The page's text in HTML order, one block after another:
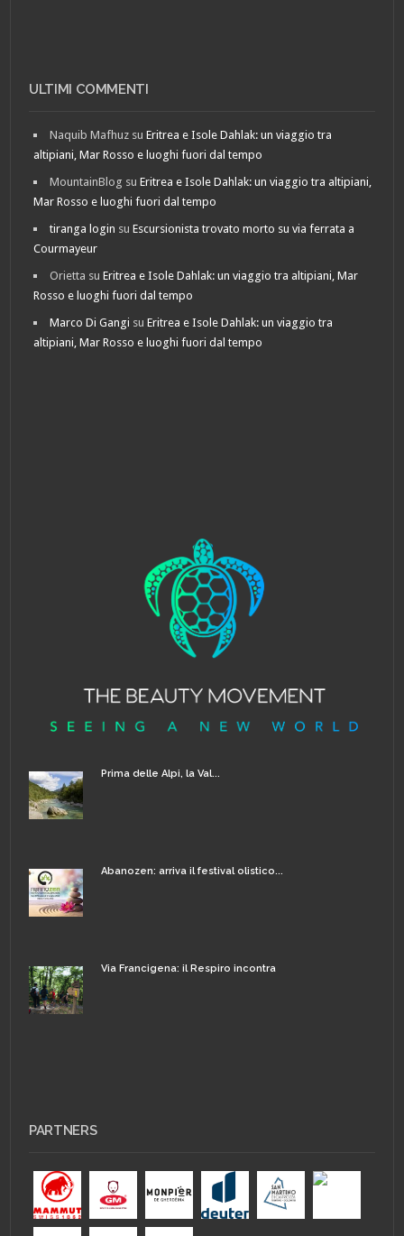
ULTIMI COMMENTI
Naquib Mafhuz suEritrea e Isole Dahlak: un viaggio tra
altipiani, Mar Rosso e luoghi fuori dal tempo
MountainBlog suEritrea e Isole Dahlak: un viaggio tra altipiani,
Mar Rosso e luoghi fuori dal tempo
tiranga login suEscursionista trovato morto su via ferrata a
Courmayeur
Orietta suEritrea e Isole Dahlak: un viaggio tra altipiani, Mar
Rosso e luoghi fuori dal tempo
Marco Di Gangi suEritrea e Isole Dahlak: un viaggio tra
altipiani, Mar Rosso e luoghi fuori dal tempo
Prima delle Alpi, la Val...
Abanozen: arriva il festival olistico...
Via Francigena: il Respiro incontra
PARTNERS